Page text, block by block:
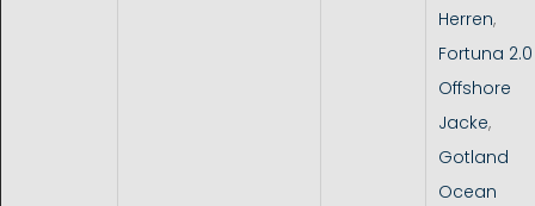
Herren,
Fortuna 2.0
Offshore
Jacke,
Gotland
Ocean